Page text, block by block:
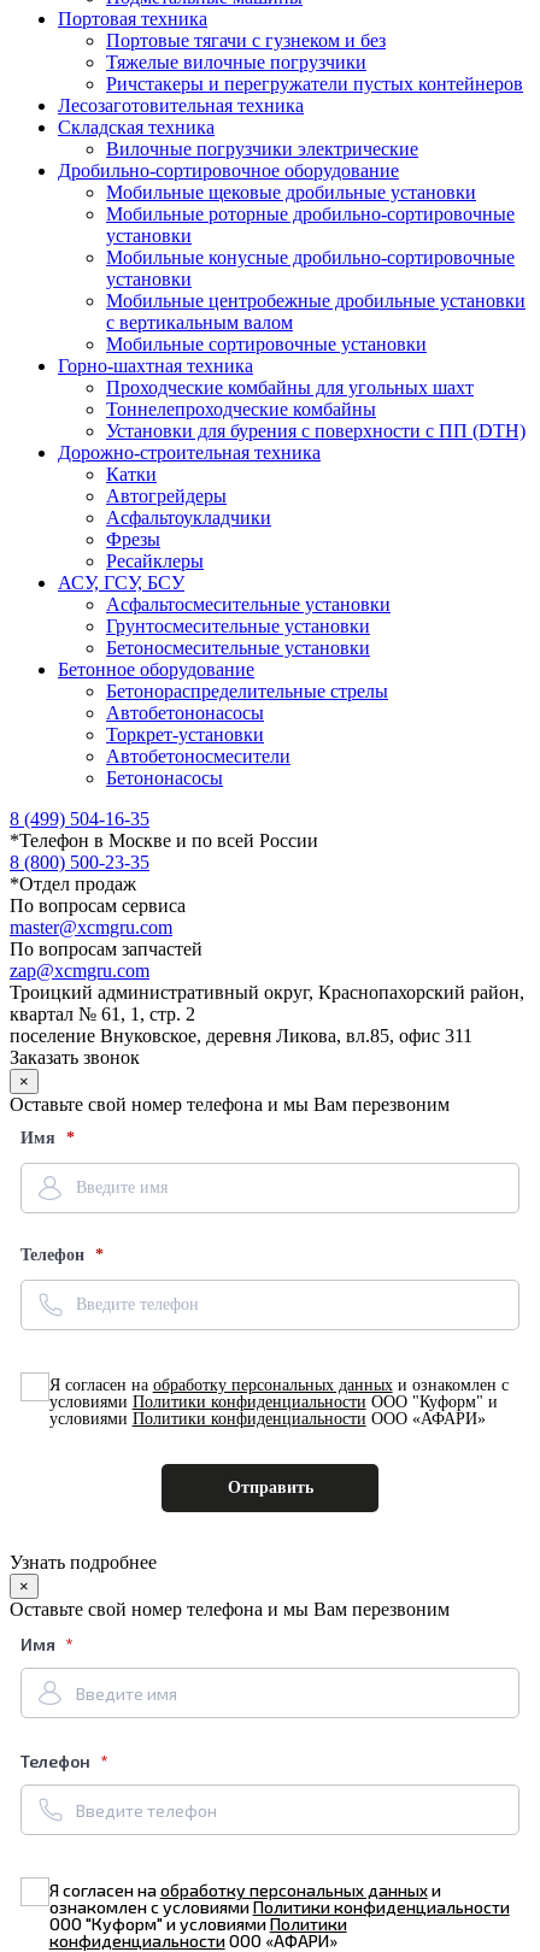
Портовая техника
Портовые тягачи с гузнеком и без
Тяжелые вилочные погрузчики
Ричстакеры и перегружатели пустых контейнеров
Лесозаготовительная техника
Складская техника
Вилочные погрузчики электрические
Дробильно-сортировочное оборудование
Мобильные щековые дробильные установки
Мобильные роторные дробильно-сортировочные
установки
Мобильные конусные дробильно-сортировочные
установки
Мобильные центробежные дробильные установки
с вертикальным валом
Мобильные сортировочные установки
Горно-шахтная техника
Проходческие комбайны для угольных шахт
Тоннелепроходческие комбайны
Установки для бурения с поверхности с ПП (DTH)
Дорожно-строительная техника
Катки
Автогрейдеры
Асфальтоукладчики
Фрезы
Ресайклеры
АСУ, ГСУ, БСУ
Асфальтосмесительные установки
Грунтосмесительные установки
Бетоносмесительные установки
Бетонное оборудование
Бетонораспределительные стрелы
Автобетононасосы
Торкрет-установки
Автобетоносмесители
Бетононасосы
8 (499) 504-16-35
*Телефон в Москве и по всей России
8 (800) 500-23-35
*Отдел продаж
По вопросам сервиса
master@xcmgru.com
По вопросам запчастей
zap@xcmgru.com
Троицкий административный округ, Краснопахорский район,
квартал № 61, 1, стр. 2
поселение Внуковское, деревня Ликова, вл.85, офис 311
Заказать звонок
×
Оставьте свой номер телефона и мы Вам перезвоним
Имя
Телефон
Я согласен на обработку персональных данныхи ознакомлен с
условиями Политики конфиденциальности ООО "Куформ" и
условиями Политики конфиденциальности ООО «АФАРИ»
Узнать подробнее
×
Оставьте свой номер телефона и мы Вам перезвоним
Имя
Телефон
Я согласен наобработку персональных данныхи
ознакомлен с условиямиПолитики конфиденциальности
ООО "Куформ" и условиямиПолитики
конфиденциальностиООО «АФАРИ»